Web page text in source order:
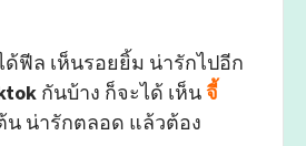
ฟีล เห็นรอยยิ้ม น่ารักไปอีก
กันบ้าง ก็จะได้ เห็นจี้
น น่ารักตลอด แล้วต้อง